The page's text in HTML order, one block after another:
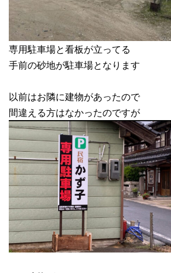
専用駐車場と看板が立ってる
手前の砂地が駐車場となります
以前はお隣に建物があったので
間違える方はなかったのですが